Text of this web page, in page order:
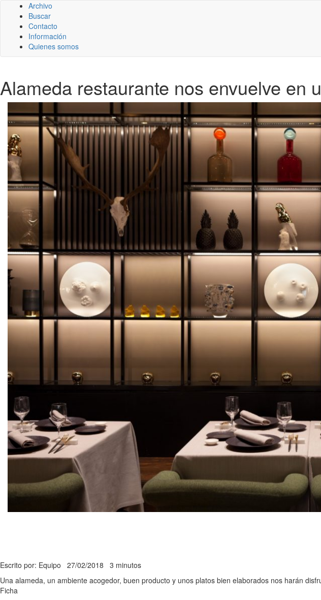
Archivo
Buscar
Contacto
Información
Quienes somos
Alameda restaurante nos envuelve en
Escrito por: Equipo 27/02/2018 3 minutos
Una alameda, un ambiente acogedor, buen producto y unos platos bien elaborados nos harán
Ficha